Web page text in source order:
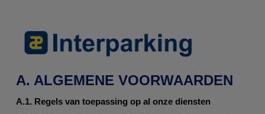
A. ALGEMENE VOORWAARDEN
A.1. Regels van toepassing op al onze diensten